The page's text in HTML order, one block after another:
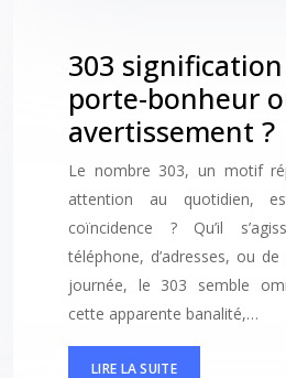
303
porte-bonheur
avertissement ?
Le nombre 303, un motif
attention au quotidien,
coïncidence ? Qu’il
téléphone, d’adresses, ou
journée, le 303 semble
cette apparente banalité,…
LIRE LA SUITE